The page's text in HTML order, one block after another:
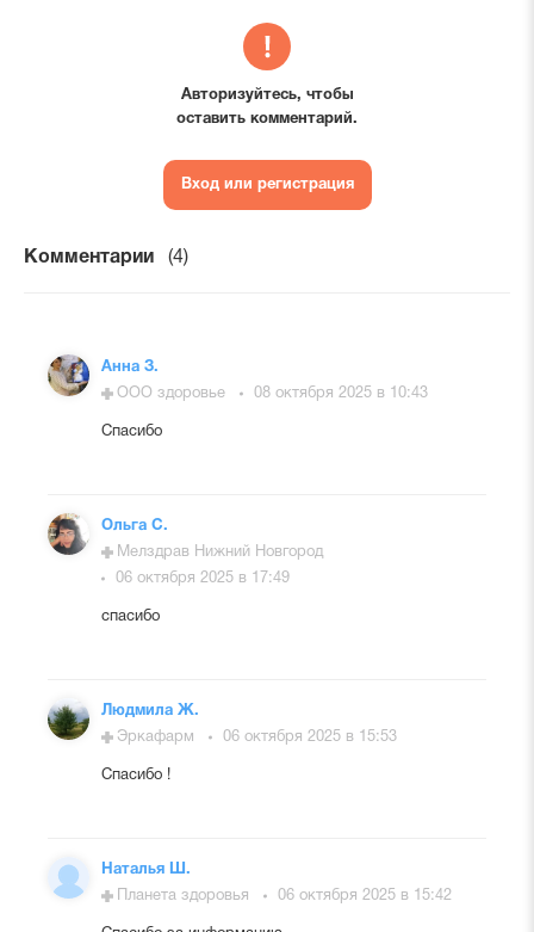
Авторизуйтесь, чтобы
оставить комментарий.
Вход или регистрация
Комментарии (4)
Анна З.
ООО здоровье
08 октября 2025 в 10:43
Спасибо
Ольга С.
Мелздрав Нижний Новгород
06 октября 2025 в 17:49
спасибо
Людмила Ж.
Эркафарм
06 октября 2025 в 15:53
Спасибо !
Наталья Ш.
Планета здоровья
06 октября 2025 в 15:42